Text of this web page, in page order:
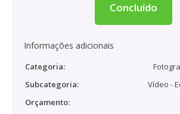
Concluído
Informações adicionais
Categoria:
Subcategoria:
Vídeo -
Orçamento: